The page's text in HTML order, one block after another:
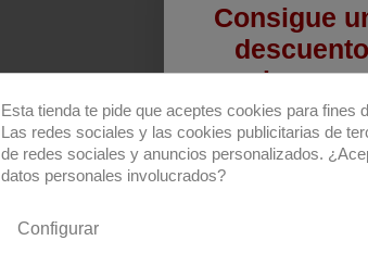
Esta tienda te pide que aceptes cookies para fines
Las redes sociales y las cookies publicitarias de
de redes sociales y anuncios personalizados.
datos personales involucrados?
Configurar
Consigue
primera
Regístrate para
Email